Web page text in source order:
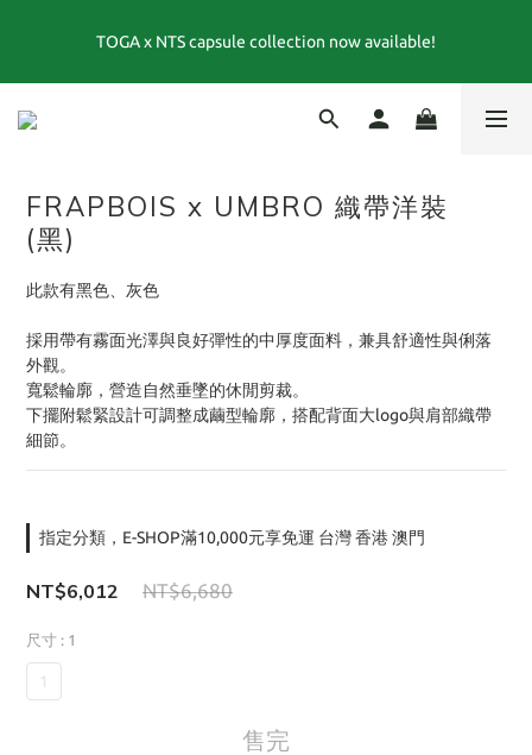
TOGA x NTS capsule collection now available!
夏末選品特別企劃1折起｜FINAL SUMMER SALE當季商品6折起, 滿
FRAPBOIS 25週年聯名系列 LEE × FRAPBOIS｜跨越經典與玩心的
特別聯名 💙
FRAPBOIS x UMBRO 織帶洋裝
(黑)
此款有黑色、灰色
採用帶有霧面光澤與良好彈性的中厚度面料，兼具舒適性與俐落
外觀。
寬鬆輪廓，營造自然垂墜的休閒剪裁。
下擺附鬆緊設計可調整成繭型輪廓，搭配背面大logo與肩部織帶
細節。
指定分類，E-SHOP滿10,000元享免運 台灣 香港 澳門
NT$6,012 NT$6,680
尺寸 : 1
1
售完